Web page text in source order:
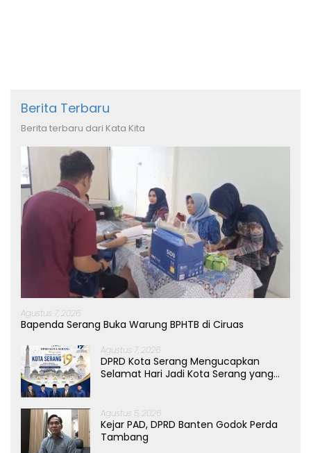
Berita Terbaru
Berita terbaru dari Kata Kita
Agustus 7, 2026
Bapenda Serang Buka Warung BPHTB di Ciruas
Agustus 7, 2026
DPRD Kota Serang Mengucapkan
Selamat Hari Jadi Kota Serang yang
Agustus 5, 2026
Kejar PAD, DPRD Banten Godok Perda
Tambang